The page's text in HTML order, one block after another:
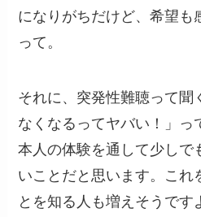
になりがちだけど、希望も
って。
それに、突発性難聴って聞
なくなるってヤバい！」っ
本人の体験を通して少しで
いことだと思います。これ
とを知る人も増えそうです